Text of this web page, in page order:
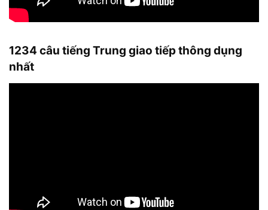
1234 câu tiếng Trung giao tiếp thông dụng
nhất